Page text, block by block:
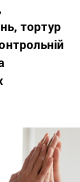
тортур